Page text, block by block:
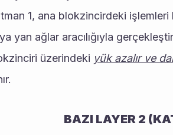
1, ana blokzincirdeki işlemleri
yan ağlar aracılığıyla
üzerindeki yük azalır ve
BAZI LAYER 2